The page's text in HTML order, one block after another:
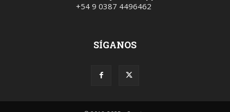
+54 9 0387 4496462
SÍGANOS